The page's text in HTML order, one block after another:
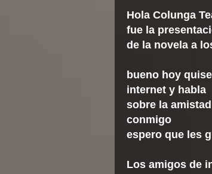
Hola Colunga
fue la
de la novela a
bueno hoy
internet y habla
sobre la
conmigo
espero que les
Los amigos de